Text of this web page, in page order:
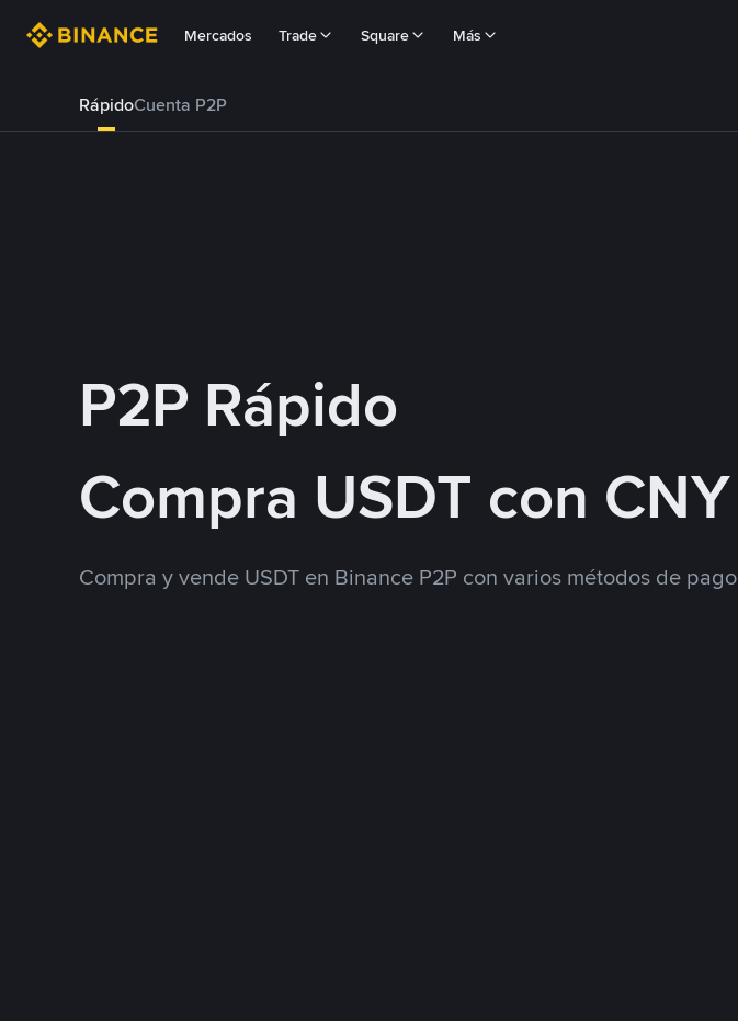
Mercados Trade Square Más
RápidoCuenta P2P
P2P Rápido
Compra USDT con CNY
Compra y vende USDT en Binance P2P con varios métodos de pago